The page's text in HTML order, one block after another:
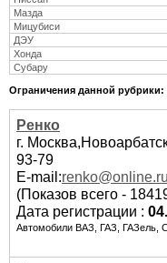
Мазда
Мицубиси
ДЭУ
Хонда
Субару
Ограничения данной рубрики:
Ренко
г.
93-79
E-mail:
(Показов всего -
Дата регистрации :
Автомобили ВАЗ, ГАЗ, ГАЗель,